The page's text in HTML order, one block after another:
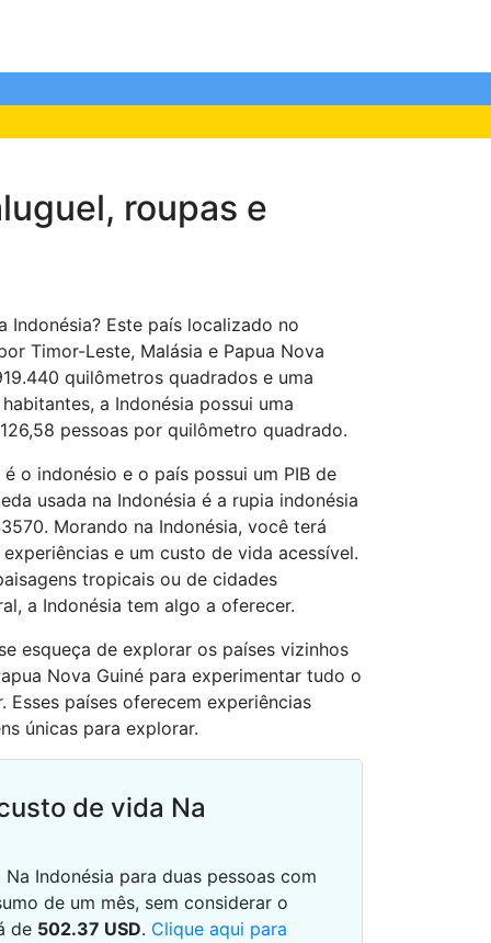
roupas e
Indonésia? Este país localizado no
Timor-Leste, Malásia e Papua Nova
quilômetros quadrados e uma
a Indonésia possui uma
pessoas por quilômetro quadrado.
o indonésio e o país possui um PIB de
usada na Indonésia é a rupia indonésia
Morando na Indonésia, você terá
e um custo de vida acessível.
tropicais ou de cidades
a Indonésia tem algo a oferecer.
esqueça de explorar os países vizinhos
Nova Guiné para experimentar tudo o
Esses países oferecem experiências
únicas para explorar.
de vida Na
Indonésia para duas pessoas com
de um mês, sem considerar o
de 502.37 USD. Clique aqui para